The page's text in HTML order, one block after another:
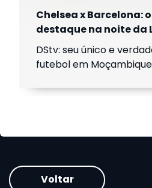
Chelsea x Barcelona:
destaque na noite da
Campeões Europeus
DStv: seu único e
futebol em
Voltar